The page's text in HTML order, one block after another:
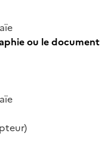
ou le document